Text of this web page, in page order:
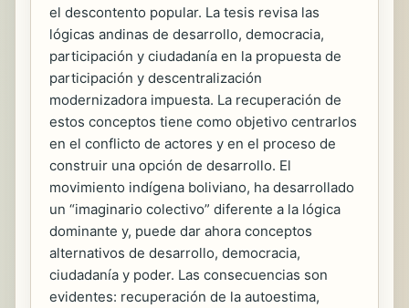
el descontento popular. La tesis revisa las
lógicas andinas de desarrollo, democracia,
participación y ciudadanía en la propuesta de
participación y descentralización
modernizadora impuesta. La recuperación de
estos conceptos tiene como objetivo centrarlos
en el conflicto de actores y en el proceso de
construir una opción de desarrollo. El
movimiento indígena boliviano, ha desarrollado
un “imaginario colectivo” diferente a la lógica
dominante y, puede dar ahora conceptos
alternativos de desarrollo, democracia,
ciudadanía y poder. Las consecuencias son
evidentes: recuperación de la autoestima,